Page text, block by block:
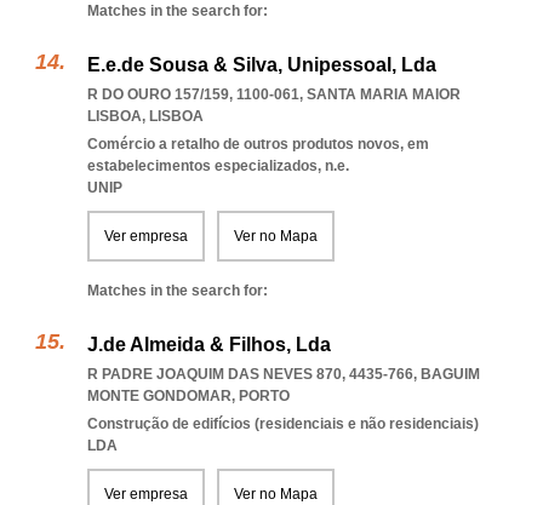
Matches in the search for:
E.e.de Sousa & Silva, Unipessoal, Lda
R DO OURO 157/159, 1100-061, SANTA MARIA MAIOR
LISBOA, LISBOA
Comércio a retalho de outros produtos novos, em
estabelecimentos especializados, n.e.
UNIP
Ver empresa Ver no Mapa
Matches in the search for:
J.de Almeida & Filhos, Lda
R PADRE JOAQUIM DAS NEVES 870, 4435-766, BAGUIM
MONTE GONDOMAR, PORTO
Construção de edifícios (residenciais e não residenciais)
LDA
Ver empresa Ver no Mapa